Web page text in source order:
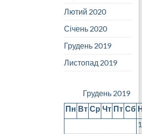
Лютий 2020
Січень 2020
Грудень 2019
Листопад 2019
Грудень 2019
Пн Вт Ср Чт Пт Сб
1